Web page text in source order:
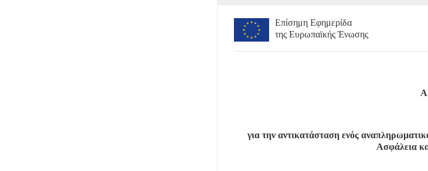
Επίσημη Εφημερίδα
της Ευρωπαϊκής Ένωσης
για την αντικατάσταση ενός
Ασφάλεια